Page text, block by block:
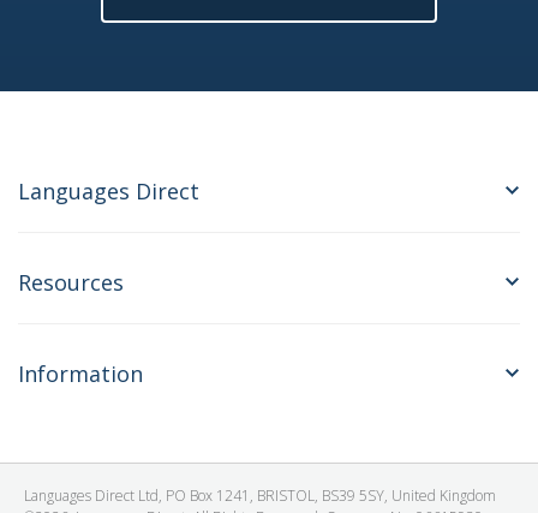
Languages Direct
Resources
Information
Languages Direct Ltd, PO Box 1241, BRISTOL, BS39 5SY, United Kingdom